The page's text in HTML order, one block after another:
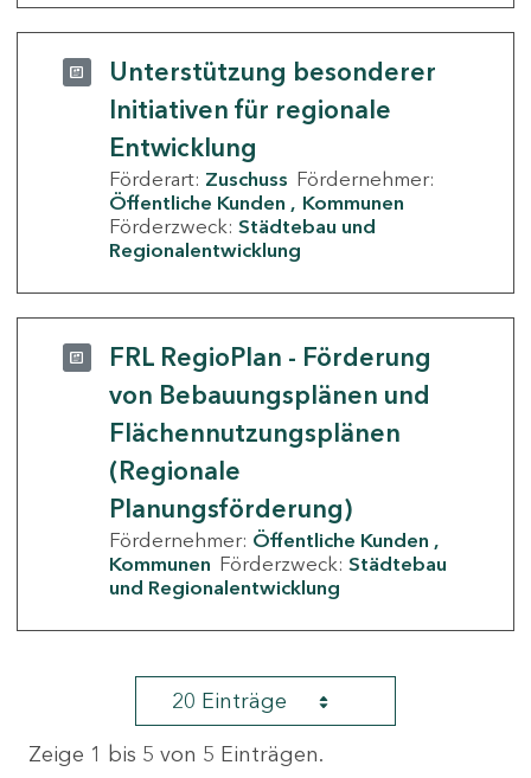
Unterstützung besonderer
Initiativen für regionale
Entwicklung
Förderart: Zuschuss Fördernehmer:
Öffentliche Kunden
Kommunen
Förderzweck: Städtebau und
Regionalentwicklung
FRL RegioPlan - Förderung
von Bebauungsplänen und
Flächennutzungsplänen
(Regionale
Planungsförderung)
Fördernehmer: Öffentliche Kunden
Kommunen Förderzweck: Städtebau
und Regionalentwicklung
20 Einträge
Zeige 1 bis 5 von 5 Einträgen.